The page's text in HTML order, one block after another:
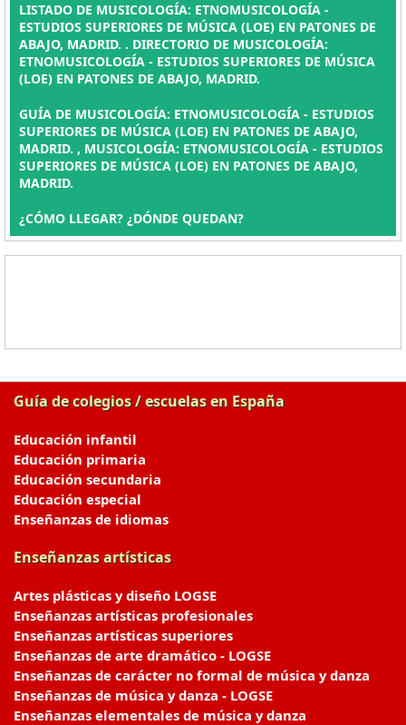
LISTADO DE MUSICOLOGÍA: ETNOMUSICOLOGÍA -
ESTUDIOS SUPERIORES DE MÚSICA (LOE) EN PATONES DE
ABAJO, MADRID. . DIRECTORIO DE MUSICOLOGÍA:
ETNOMUSICOLOGÍA - ESTUDIOS SUPERIORES DE MÚSICA
(LOE) EN PATONES DE ABAJO, MADRID.
GUÍA DE MUSICOLOGÍA: ETNOMUSICOLOGÍA - ESTUDIOS
SUPERIORES DE MÚSICA (LOE) EN PATONES DE ABAJO,
MADRID. , MUSICOLOGÍA: ETNOMUSICOLOGÍA - ESTUDIOS
SUPERIORES DE MÚSICA (LOE) EN PATONES DE ABAJO,
MADRID.
¿CÓMO LLEGAR? ¿DÓNDE QUEDAN?
Guía de colegios / escuelas en España
Educación infantil
Educación primaria
Educación secundaria
Educación especial
Enseñanzas de idiomas
Enseñanzas artísticas
Artes plásticas y diseño LOGSE
Enseñanzas artísticas profesionales
Enseñanzas artísticas superiores
Enseñanzas de arte dramático - LOGSE
Enseñanzas de carácter no formal de música y danza
Enseñanzas de música y danza - LOGSE
Enseñanzas elementales de música y danza